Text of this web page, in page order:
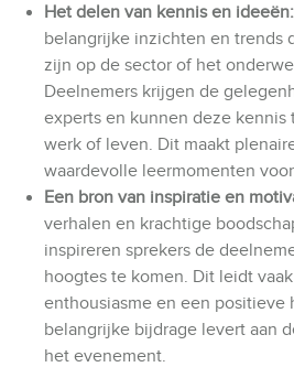
Het delen van kennis en ideeën:
belangrijke inzichten en trends
zijn op de sector of het
Deelnemers krijgen de
experts en kunnen deze kennis
werk of leven. Dit maakt
waardevolle leermomenten
Een bron van inspiratie en
verhalen en krachtige
inspireren sprekers de
hoogtes te komen. Dit leidt
enthousiasme en een positieve
belangrijke bijdrage levert aan
het evenement.